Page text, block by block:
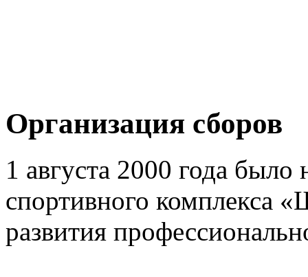
Организация сборов
1 августа 2000 года было
спортивного комплекса
развития